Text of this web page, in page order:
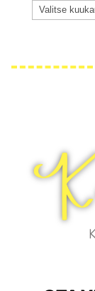
Arkisto